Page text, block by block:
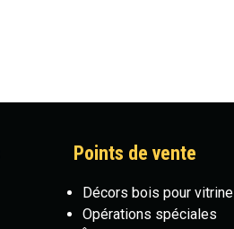
Points de vente
Décors bois pour vitrine
Opérations spéciales